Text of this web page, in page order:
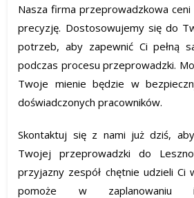
Nasza firma przeprowadzkowa
precyzję. Dostosowujemy się do
potrzeb, aby zapewnić Ci pełną
podczas procesu przeprowadzki.
Twoje mienie będzie w
doświadczonych pracowników.
Skontaktuj się z nami już dziś,
Twojej przeprowadzki do
przyjazny zespół chętnie udzieli Ci
pomoże w zaplanowaniu i